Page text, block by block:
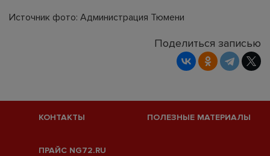
Источник фото: Администрация Тюмени
Поделиться записью
КОНТАКТЫ ПОЛЕЗНЫЕ МАТЕРИАЛЫ
ПРАЙС NG72.RU